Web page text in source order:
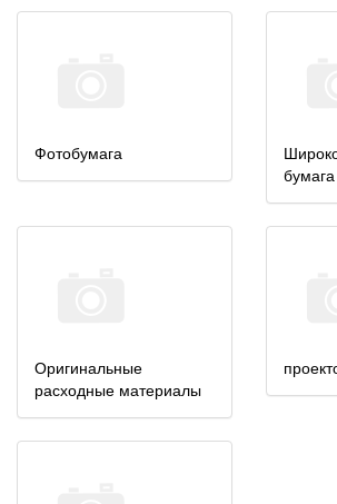
Фотобумага
бумага
Оригинальные
расходные материалы